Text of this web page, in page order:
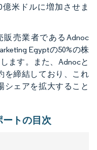
米ドルに増加させま
販売業者であるAdnoc
Egyptの50%の株
ます。また、Adnocと
を締結しており、これ
シェアを拡大すること
トの目次